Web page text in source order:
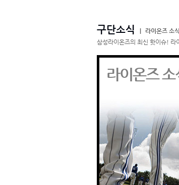
구단소식
라이온즈 소식
삼성라이온즈의 최신 핫이슈! 라
라이온즈 소